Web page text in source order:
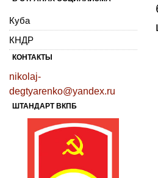
Куба
КНДР
КОНТАКТЫ
nikolaj-
degtyarenko@yandex.ru
ШТАНДАРТ ВКПБ